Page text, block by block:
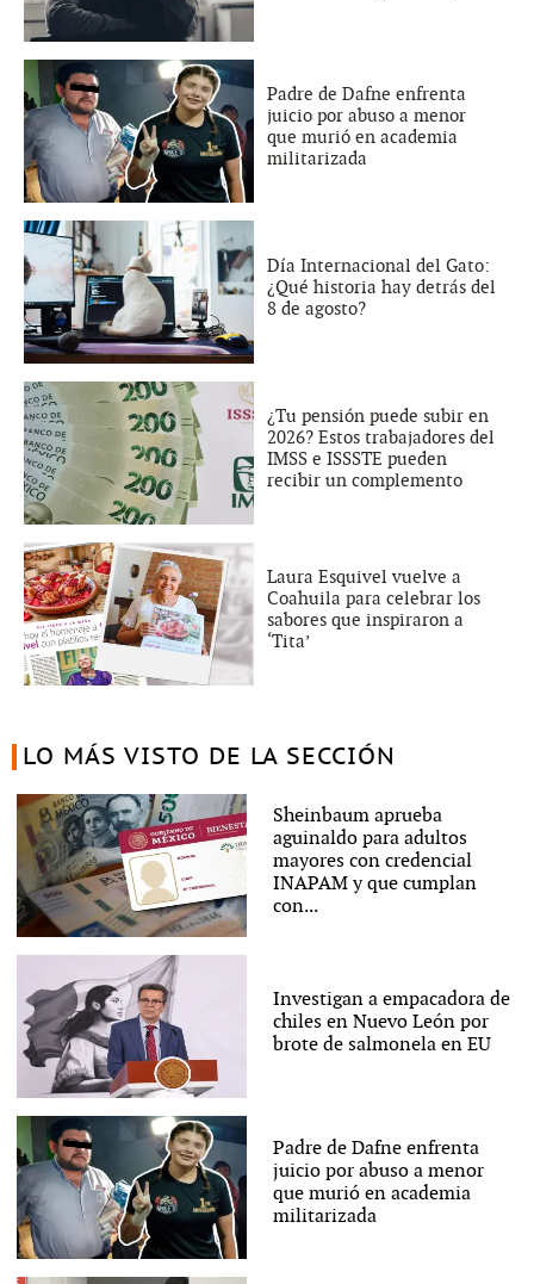
Padre de Dafne enfrenta
juicio por abuso a menor
que murió en academia
militarizada
Día Internacional del Gato:
¿Qué historia hay detrás del
8 de agosto?
¿Tu pensión puede subir en
2026? Estos trabajadores del
IMSS e ISSSTE pueden
recibir un complemento
Laura Esquivel vuelve a
Coahuila para celebrar los
sabores que inspiraron a
‘Tita’
LO MÁS VISTO DE LA SECCIÓN
Sheinbaum aprueba
aguinaldo para adultos
mayores con credencial
INAPAM y que cumplan
con...
Investigan a empacadora de
chiles en Nuevo León por
brote de salmonela en EU
Padre de Dafne enfrenta
juicio por abuso a menor
que murió en academia
militarizada